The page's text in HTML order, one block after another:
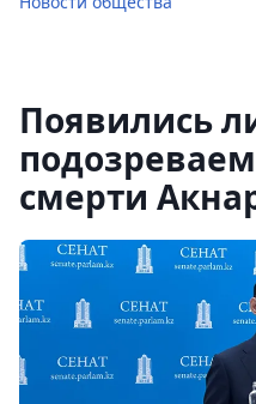
Появились
смерти